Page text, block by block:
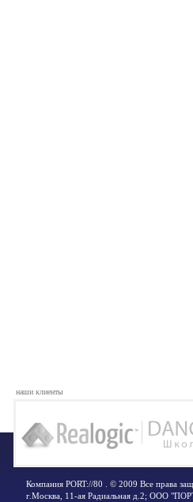
наши клиенты
Компания PORT://80 . © 2009 Все права
г.Москва 11-ая Радиальная д.2; ООО